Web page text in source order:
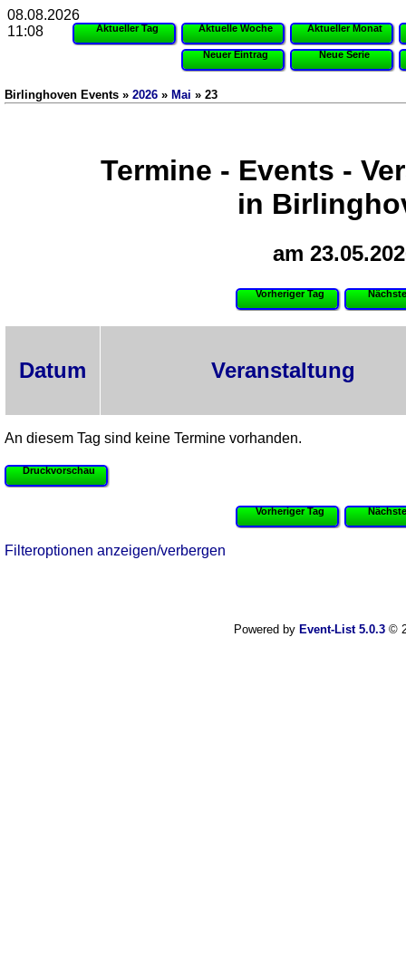
Aktueller Tag Aktuelle Woche Aktueller Monat
Neuer Eintrag Neue Serie
Birlinghoven Events » 2026 » Mai » 23
Termine - Events -
in
am
Vorheriger Tag
Datum Veranstaltung
An diesem Tag sind keine Termine vorhanden.
Druckvorschau
Vorheriger Tag
Filteroptionen anzeigen/verbergen
Powered by Event-List 5.0.3©
08.08.2026
11:08